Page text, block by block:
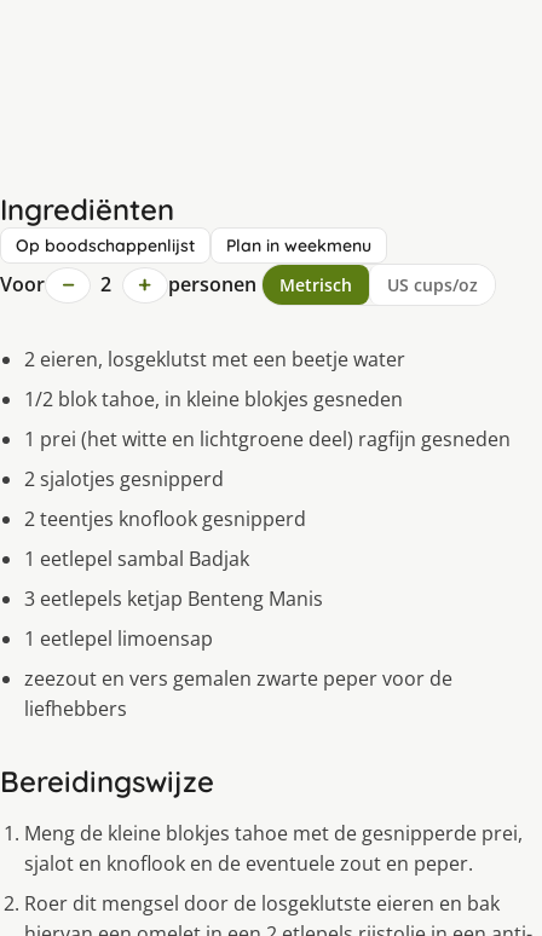
Ingrediënten
Op boodschappenlijst Plan in weekmenu
Voor − 2 + personen Metrisch US cups/oz
2 eieren, losgeklutst met een beetje water
1/2 blok tahoe, in kleine blokjes gesneden
1 prei (het witte en lichtgroene deel) ragfijn gesneden
2 sjalotjes gesnipperd
2 teentjes knoflook gesnipperd
1 eetlepel sambal Badjak
3 eetlepels ketjap Benteng Manis
1 eetlepel limoensap
zeezout en vers gemalen zwarte peper voor de
liefhebbers
Bereidingswijze
Meng de kleine blokjes tahoe met de gesnipperde prei,
sjalot en knoflook en de eventuele zout en peper.
Roer dit mengsel door de losgeklutste eieren en bak